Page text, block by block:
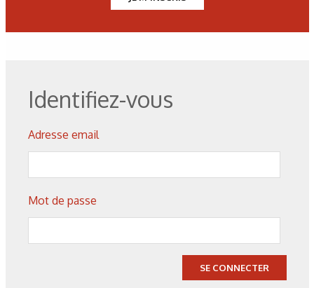
Figure 3. Augmentation de la fiabilité industrielle par
réduction des déformations après traitement thermique.
Les derniers articles sur ce
thème
Identifiez-vous
Adresse email
Mot de passe
SE CONNECTER